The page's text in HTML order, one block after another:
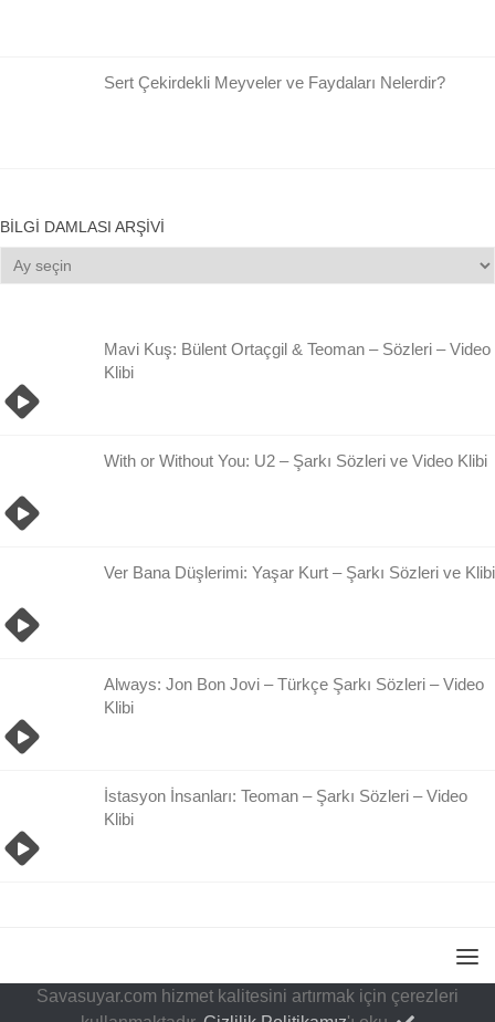
Sert Çekirdekli Meyveler ve Faydaları Nelerdir?
BILGI DAMLASI ARŞIVI
Bilgi
Damlası
Mavi Kuş: Bülent Ortaçgil & Teoman – Sözleri – Video
Klibi
With or Without You: U2 – Şarkı Sözleri ve Video Klibi
Ver Bana Düşlerimi: Yaşar Kurt – Şarkı Sözleri ve Klibi
Always: Jon Bon Jovi – Türkçe Şarkı Sözleri – Video
Klibi
İstasyon İnsanları: Teoman – Şarkı Sözleri – Video
Klibi
Savasuyar.com hizmet kalitesini artırmak için çerezleri